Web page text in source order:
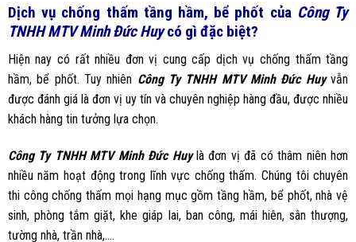
Dịch vụ chống thấm tầng hầm, bể phốt của Công Ty
TNHH MTV Minh Đức Huycó gì đặc biệt?
Hiện nay có rất nhiều đơn vị cung cấp dịch vụ chống thấm tầng
hầm, bể phốt. Tuy nhiên Công Ty TNHH MTV Minh Đức Huyvẫn
được đánh giá là đơn vị uy tín và chuyên nghiệp hàng đầu, được nhiều
khách hàng tin tưởng lựa chọn.
Công Ty TNHH MTV Minh Đức Huylà đơn vị đã có thâm niên hơn
nhiều năm hoạt động trong lĩnh vực chống thấm. Chúng tôi chuyên
thi công chống thấm mọi hạng mục gồm tầng hầm, bể phốt, nhà vệ
sinh, phòng tắm giặt, khe giáp lai, ban công, mái hiên, sân thượng,
tường nhà, trần nhà,….